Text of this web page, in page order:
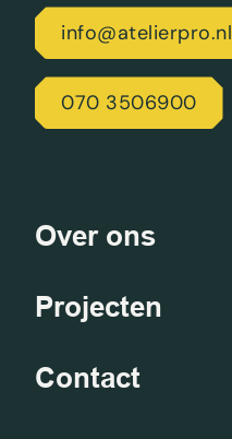
info@atelierpro.nl
070 3506900
Over ons
Projecten
Contact